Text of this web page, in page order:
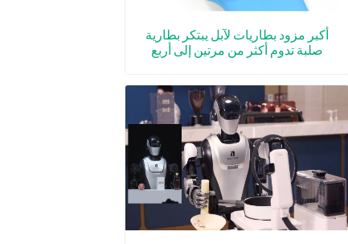
أكبر مزود بطاريات لآبل يبتكر بطارية
صلبة تدوم أكثر من مرتين إلى أربع